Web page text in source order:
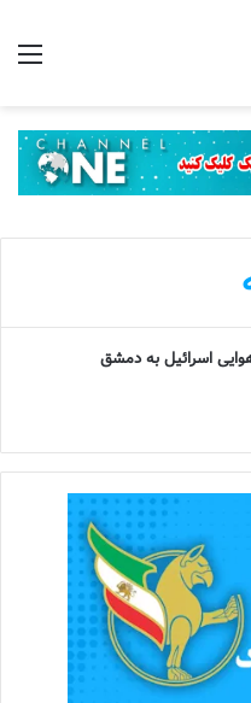
اسرائیل به دمشق